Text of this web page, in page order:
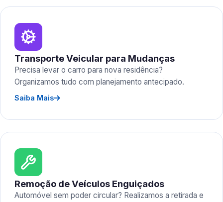
Transporte Veicular para Mudanças
Precisa levar o carro para nova residência?
Organizamos tudo com planejamento antecipado.
Saiba Mais
Remoção de Veículos Enguiçados
Automóvel sem poder circular? Realizamos a retirada e